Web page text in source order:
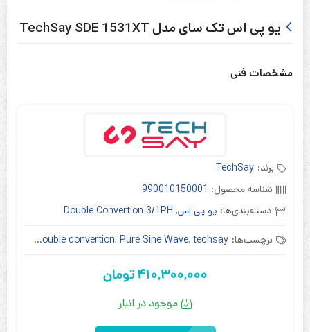
یو پی اس تک سای مدل TechSay SDE 1531XT
مشخصات فنی
برند: TechSay
شناسه محصول: 990010150001
دسته‌بندی‌ها: یو پی اس,
Double Convertion 3/1PH
برچسب‌ها: double convertion, Pure Sine Wave, techsay
,
410,300,000تومان
موجود در انبار